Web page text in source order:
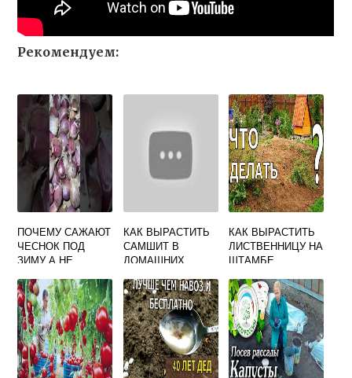
Рекомендуем:
ПОЧЕМУ САЖАЮТ
ЧЕСНОК ПОД
ЗИМУ А НЕ
КАК ВЫРАСТИТЬ
САМШИТ В
ДОМАШНИХ
ВЕТОЧКИ
КАК ВЫРАСТИТЬ
ЛИСТВЕННИЦУ НА
ШТАМБЕ